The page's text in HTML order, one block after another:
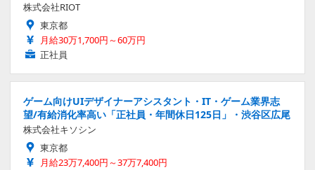
株式会社RIOT
東京都
月給30万1,700円～60万円
正社員
ゲーム向けUIデザイナーアシスタント・IT・ゲーム業界志
望/有給消化率高い「正社員・年間休日125日」・渋谷区広尾
株式会社キソシン
東京都
月給23万7,400円～37万7,400円